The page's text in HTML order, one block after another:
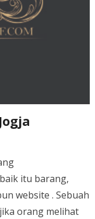
itu barang,
website . Sebuah
orang melihat